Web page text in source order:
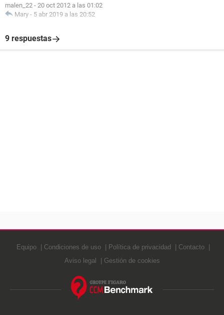
malen_22 - 20 oct 2012 a las 01:02
Mary - 5 abr 2019 a las 20:52
9 respuestas
Equipo Condiciones de uso Política de privacidad
Contacto
Aviso legal
Gestión de cookies